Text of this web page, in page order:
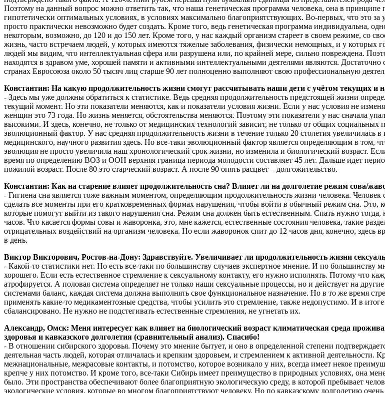
Поэтому на данный вопрос можно ответить так, что наша генетическая программа человека, она в
гипотетически оптимальных условиях, в условиях максимально благоприятствующих. Во-первых, что это
просто практически невозможно будет создать. Кроме того, ведь генетическая программа индивидуальна,
некоторым, возможно, до 120 и до 150 лет. Кроме того, у нас каждый организм стареет в своем режиме, со
жизнь, часто встречаем людей, у которых имеются тяжелые заболевания, физически немощных, и у которых
людей мы видим, что интеллектуальная сфера или разрушена или, по крайней мере, сильно повреждена.
находятся в здравом уме, хорошей памяти и активными интеллектуальными деятелями являются.
странах Евросоюза около 50 тысяч лиц старше 90 лет полноценно выполняют свою профессиональную
Константин: На какую продолжительность жизни смогут рассчитывать наши дети с учётом текущих и
- Здесь мы уже должны обратиться к статистике. Ведь средняя продолжительность предстоящей жизни
текущий момент. Но эти показатели меняются, как и показатели условия жизни. Если у нас условия не
женщин это 73 года. Но жизнь меняется, обстоятельства меняются. Поэтому эти показатели у нас сначала
высокими. И здесь, конечно, не только от медицинских технологий зависит, не только от общих социальных
эволюционный фактор. У нас средняя продолжительность жизни в течение только 20 столетия увеличилась
медицинского, научного развития здесь. Но все-таки эволюционный фактор является определяющим в том,
эволюция не просто увеличила наш хронологический срок жизни, но изменила и биологический возраст.
время по определению ВОЗ и ООН верхняя граница периода молодости составляет 45 лет. Дальше идет
пожилой возраст. После 80 это старческий возраст. А после 90 опять расцвет – долгожительство.
Константин: Как на старение влияет продолжительность сна? Влияет ли на долголетие режим сова/
- Гигиена сна является тоже важным моментом, определяющим продолжительность жизни человека.
сделать все моменты при его кратковременных формах нарушения, чтобы войти в обычный режим сна. Это,
которые помогут выйти из такого нарушения сна. Режим сна должен быть естественным. Спать нужно тогда,
часов. Что касается формы совы и жаворонка, это, мне кажется, естественные состояния человека, такие
отрицательных воздействий на организм человека. Но если жаворонок спит до 12 часов дня, конечно,
в день.
Виктор Викторович, Ростов-на-Дону: Здравствуйте. Увеличивает ли продолжительность жизни
- Какой-то статистики нет. Но есть все-таки по большинству случаев экспертное мнение. И по
хорошего. Если есть естественное стремление к сексуальному контакту, его нужно исполнять. Потому что
атрофируется. А половая система определяет не только наши сексуальные процессы, но и действует на
системами баланс, каждая система должна выполнять свое функциональное назначение. Но в то же время
применять какие-то медикаментозные средства, чтобы усилить это стремление, также недопустимо. И в
сбалансировано. Не нужно не подстегивать естественные стремления, не угнетать их.
Александр, Омск: Меня интересует как влияет на биологический возраст климатическая среда
здоровья и кавказского долголетия (сравнительный анализ). Спасибо!
- В отношении сибирского здоровья. Почему это мнение бытует, и оно в определенной степени
деятельная часть людей, которая отличалась и крепким здоровьем, и стремлением к активной
межнациональные, межрасовые контакты, и потомство, которое возникало у них, всегда имеет некое
крепче у них потомство. И кроме того, все-таки Сибирь имеет преимущество в природных условиях, она
было. Эти пространства обеспечивают более благоприятную экологическую среду, в которой пребывает
экологические условия, которые во многом благоприятствуют человеку. Но по кавказскому долголетию